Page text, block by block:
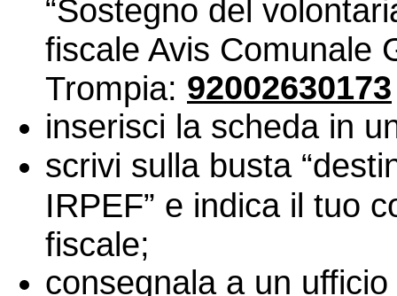
“Sostegno del
fiscale Avis Comunale
Trompia: 92002630173
inserisci la scheda in
scrivi sulla busta
IRPEF” e indica il tuo
fiscale;
consegnala a un